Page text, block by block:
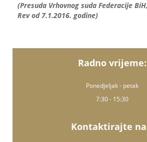
(Presuda Vrhovnog suda Federacije
Rev od 7.1.2016. godine)
Radno vrijeme:
Ponedjeljak - petak
7:30 - 15:30
Kontaktirajte